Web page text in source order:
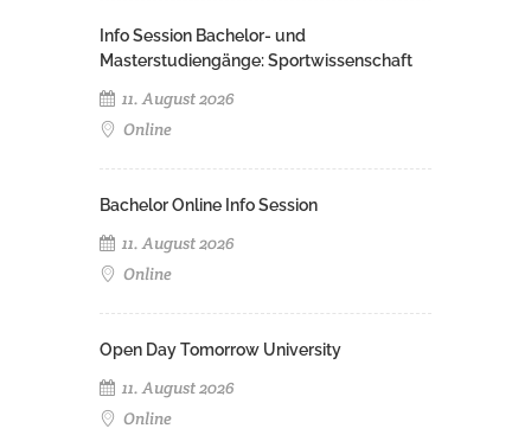
Info Session Bachelor- und
Masterstudiengänge: Sportwissenschaft
11. August 2026
Online
Bachelor Online Info Session
11. August 2026
Online
Open Day Tomorrow University
11. August 2026
Online